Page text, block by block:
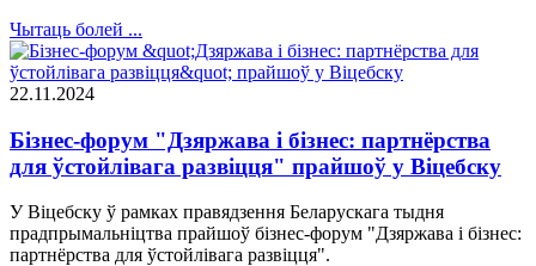
Чытаць болей ...
22.11.2024
Бізнес-форум "Дзяржава і бізнес: партнёрства
для ўстойлівага развіцця" прайшоў у Віцебску
У Віцебску ў рамках правядзення Беларускага тыдня
прадпрымальніцтва прайшоў бізнес-форум "Дзяржава і бізнес:
партнёрства для ўстойлівага развіцця".